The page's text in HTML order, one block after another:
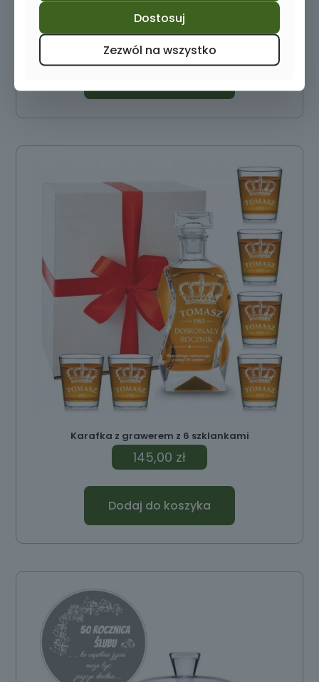
135,00zł
Karafka z grawerem z 6 szklankami
145,00 zł
Dodaj do koszyka
Dostosuj
Zezwól na wszystko